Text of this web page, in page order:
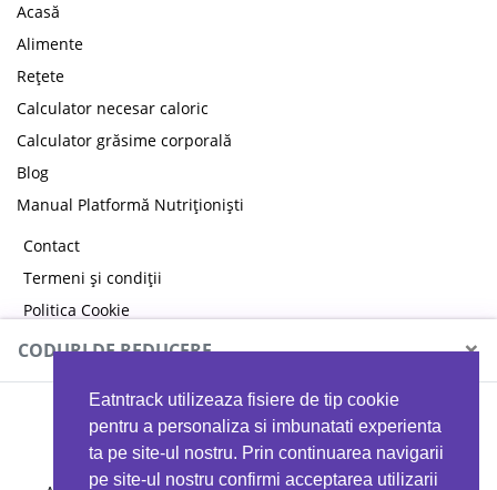
Eatntrack utilizeaza fisiere de tip cookie
pentru a personaliza si imbunatati experienta
ta pe site-ul nostru. Prin continuarea navigarii
pe site-ul nostru confirmi acceptarea utilizarii
Acasă
Alimente
Rețete
Calculator necesar caloric
Calculator grăsime corporală
Blog
Manual Platformă Nutriționiști
Contact
Termeni și condiții
Politica Cookie
Politica de confidențialitate
CODURI DE REDUCERE ×
MYPROTEIN